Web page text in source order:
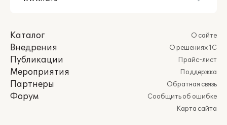
Каталог
Внедрения
Публикации
Мероприятия
Партнеры
Форум
О сайте
О решениях 1С
Прайс-лист
Поддержка
Обратная связь
Сообщить об ошибке
Карта сайта